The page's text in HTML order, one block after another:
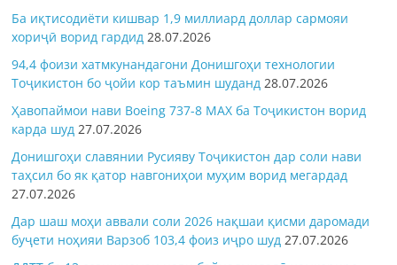
Ба иқтисодиёти кишвар 1,9 миллиард доллар сармояи
хориҷӣ ворид гардид 28.07.2026
94,4 фоизи хатмкунандагони Донишгоҳи технологии
Тоҷикистон бо ҷойи кор таъмин шуданд 28.07.2026
Ҳавопаймои нави Boeing 737-8 MAX ба Тоҷикистон ворид
карда шуд 27.07.2026
Донишгоҳи славянии Русияву Тоҷикистон дар соли нави
таҳсил бо як қатор навгониҳои муҳим ворид мегардад
27.07.2026
Дар шаш моҳи аввали соли 2026 нақшаи қисми даромади
буҷети ноҳияи Варзоб 103,4 фоиз иҷро шуд 27.07.2026